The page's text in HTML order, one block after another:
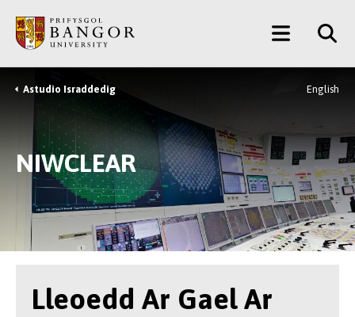
Prif
Gynnwys
Main
Menu
Breadcrumb
Astudio Israddedig English
NIWCLEAR
Lleoedd Ar Gael Ar